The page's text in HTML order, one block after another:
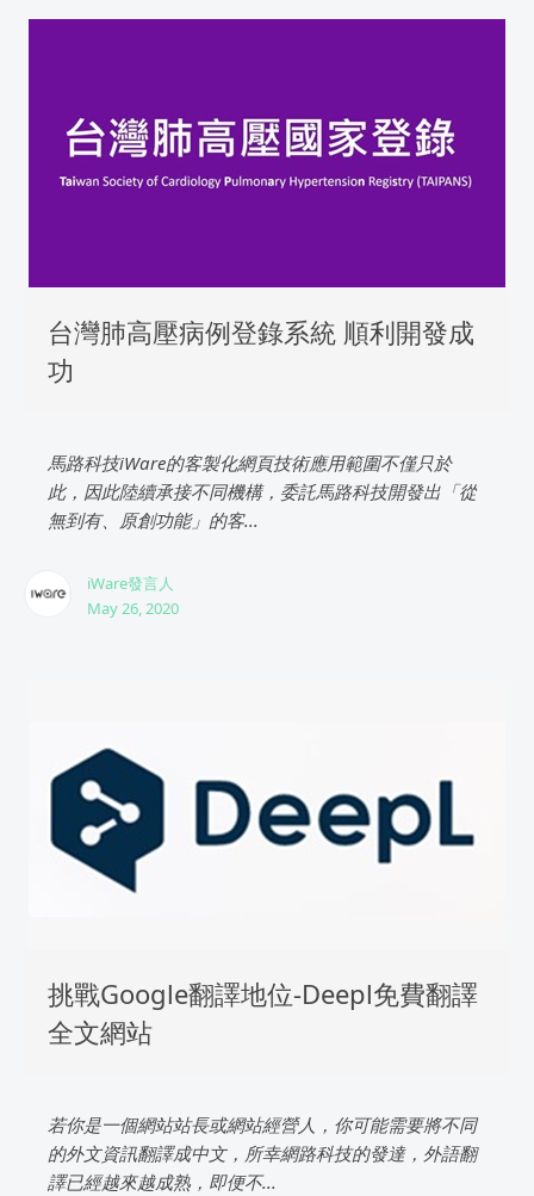
台灣肺高壓病例登錄系統 順利開發成
功
馬路科技iWare的客製化網頁技術應用範圍不僅只於
此，因此陸續承接不同機構，委託馬路科技開發出「從
無到有、原創功能」的客...
iWare發言人
May 26, 2020
挑戰Google翻譯地位-Deepl免費翻譯
全文網站
若你是一個網站站長或網站經營人，你可能需要將不同
的外文資訊翻譯成中文，所幸網路科技的發達，外語翻
譯已經越來越成熟，即便不...